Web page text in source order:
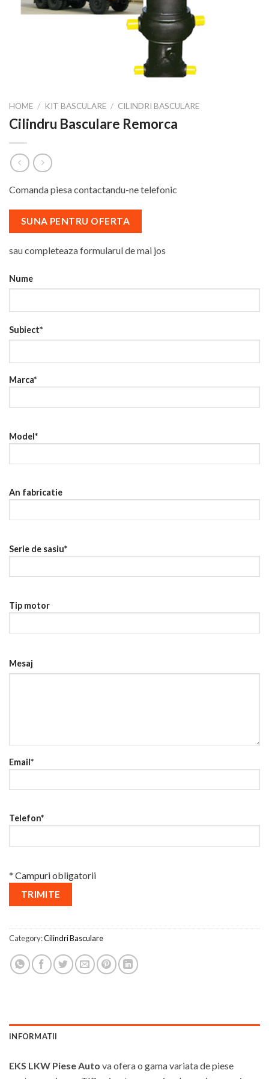
HOME / KIT BASCULARE / CILINDRI BASCULARE
Cilindru Basculare Remorca
Comanda piesa contactandu-ne telefonic
SUNA PENTRU OFERTA
sau completeaza formularul de mai jos
Nume
Subiect*
Marca*
Model*
An fabricatie
Serie de sasiu*
Tip motor
Mesaj
Email*
Telefon*
* Campuri obligatorii
Category:Cilindri Basculare
INFORMATII
EKS LKW Piese Auto va ofera o gama variata de piese